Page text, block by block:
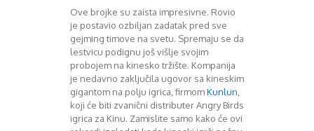
Ove brojke su zaista impresivne. Rovio
je postavio ozbiljan zadatak pred sve
gejming timove na svetu. Spremaju se da
lestvicu podignu još višlje svojim
probojem na kinesko tržište. Kompanija
je nedavno zaključila ugovor sa kineskim
gigantom na polju igrica, firmomKunlun,
koji će biti zvanični distributer Angry Birds
igrica za Kinu. Zamislite samo kako će ovi